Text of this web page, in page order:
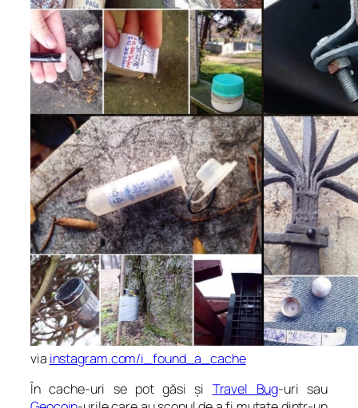
via instagram.com/i_found_a_cache
În cache-uri se pot găsi și Travel Bug-uri sau